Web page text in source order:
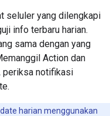
seluler yang dilengkapi
info terbaru harian.
sama dengan yang
Action dan
periksa notifikasi
harian menggunakan